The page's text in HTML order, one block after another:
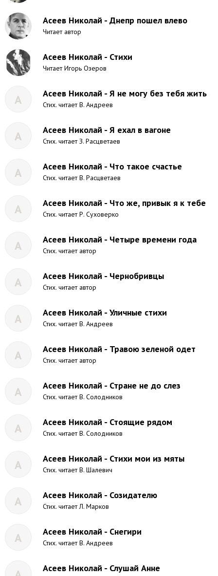
Асеев Николай - Днепр пошел влево
Читает автор
Асеев Николай - Стихи
Читает Игорь Озеров
А Асеев Николай - Я не могу без тебя жить
Стих. читает В. Андреев
А Асеев Николай - Я ехал в вагоне
Стих. читает З. Расцветаев
А Асеев Николай - Что такое счастье
Стих. читает В. Расцветаев
А Асеев Николай - Что же, привык я к тебе
Стих. читает Р. Суховерко
А Асеев Николай - Четыре времени года
Стих. читает автор
А Асеев Николай - Чернобривцы
Стих. читает автор
А Асеев Николай - Уличные стихи
Стих. читает В. Андреев
А Асеев Николай - Травою зеленой одет
Стих. читает автор
А Асеев Николай - Стране не до слез
Стих. читает В. Солодников
А Асеев Николай - Стоящие рядом
Стих. читает В. Солодников
А Асеев Николай - Стихи мои из мяты
Стих. читает В. Шалевич
А Асеев Николай - Созидателю
Стих. читает Л. Марков
А Асеев Николай - Снегири
Стих. читает В. Андреев
Асеев Николай - Слушай Анне